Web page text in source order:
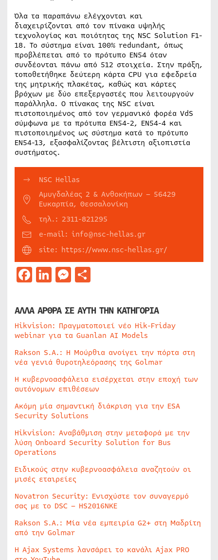
Όλα τα παραπάνω ελέγχονται και
διαχειρίζονται από τον πίνακα υψηλής
τεχνολογίας και ποιότητας της NSC Solution F1-
18. Το σύστημα είναι 100% redundant, όπως
προβλέπεται από το πρότυπο EN54 όταν
συνδέονται πάνω από 512 στοιχεία. Στην πράξη,
τοποθετήθηκε δεύτερη κάρτα CPU για εφεδρεία
της μητρικής πλακέτας, καθώς και κάρτες
βρόχων με δύο επεξεργαστές που λειτουργούν
παράλληλα. Ο πίνακας της NSC είναι
πιστοποιημένος από τον γερμανικό φορέα VdS
σύμφωνα με τα πρότυπα EN54-2, EN54-4 και
πιστοποιημένος ως σύστημα κατά το πρότυπο
EN54-13, εξασφαλίζοντας βέλτιστη αξιοπιστία
συστήματος.
NSC Hellas
Αμυγδαλέας 2 & Ανθοκήπων – 56429
Ευκαρπία, Θεσσαλονίκη
τηλ.: 2311-821295
e-mail: info@nsc-hellas.gr
site: https://www.nsc-hellas.gr/
Facebook
LinkedIn
Messenger
ΑΛΛΑ ΑΡΘΡΑ ΣΕ ΑΥΤΗ ΤΗΝ ΚΑΤΗΓΟΡΙΑ
Hikvision: Πραγματοποιεί νέο Hik-Friday
webinar για τα Guanlan AI Models
Rakson S.A.: Η Μούρθια ανοίγει την πόρτα στη
νέα γενιά θυροτηλεόρασης της Golmar
Η κυβερνοασφάλεια εισέρχεται στην εποχή των
αυτόνομων επιθέσεων
Ακόμη μία σημαντική διάκριση για την ESA
Security Solutions
Hikvision: Αναβάθμιση στην μεταφορά με την
λύση Onboard Security Solution for Bus
Operations
Ειδικούς στην κυβερνοασφάλεια αναζητούν οι
μισές εταιρείες
Novatron Security: Ενισχύστε τον συναγερμό
σας με το DSC – HS2016NKE
Rakson S.A.: Μία νέα εμπειρία G2+ στη Μαδρίτη
από την Golmar
Η Ajax Systems λανσάρει το κανάλι Ajax PRO